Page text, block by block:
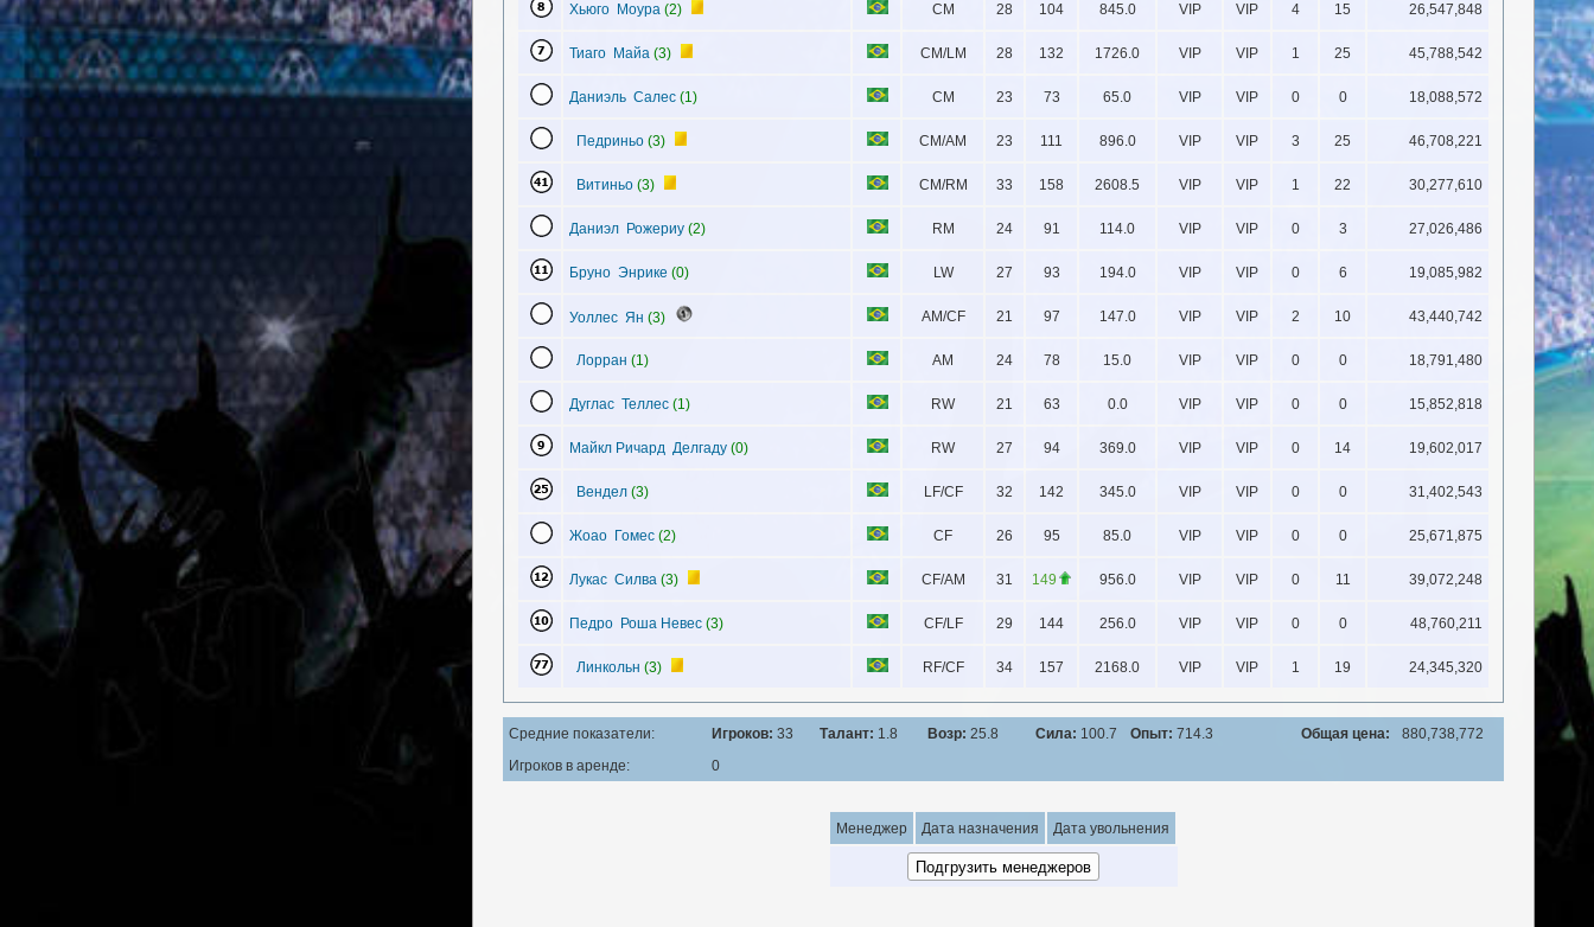
Хьюго Моура (2) CM 28 104 845.0 VIP VIP 4 15 26,547,848
Тиаго Майа (3) CM/LM 28 132 1726.0 VIP VIP 1 25 45,788,542
Даниэль Салес (1) CM 23 73 65.0 VIP VIP 0 0 18,088,572
Педриньо (3) CM/AM 23 111 896.0 VIP VIP 3 25 46,708,221
Витиньо (3) CM/RM 33 158 2608.5 VIP VIP 1 22 30,277,610
Даниэл Рожериу (2) RM 24 91 114.0 VIP VIP 0 3 27,026,486
Бруно Энрике (0) LW 27 93 194.0 VIP VIP 0 6 19,085,982
Уоллес Ян (3) AM/CF 21 97 147.0 VIP VIP 2 10 43,440,742
Лорран (1) AM 24 78 15.0 VIP VIP 0 0 18,791,480
Дуглас Теллес (1) RW 21 63 0.0 VIP VIP 0 0 15,852,818
Майкл Ричард Делгаду (0) RW 27 94 369.0 VIP VIP 0 14 19,602,017
Вендел (3) LF/CF 32 142 345.0 VIP VIP 0 0 31,402,543
Жоао Гомес (2) CF 26 95 85.0 VIP VIP 0 0 25,671,875
Лукас Силва (3) CF/AM 31 149 956.0 VIP VIP 0 11 39,072,248
Педро Роша Невес (3) CF/LF 29 144 256.0 VIP VIP 0 0 48,760,211
Линкольн (3) RF/CF 34 157 2168.0 VIP VIP 1 19 24,345,320
Средние показатели: Игроков: 33 Талант: 1.8 Возр: 25.8 Сила: 100.7 Опыт: 714.3 Общая цена: 880,738,772
Игроков в аренде: 0
Менеджер Дата назначения Дата увольнения